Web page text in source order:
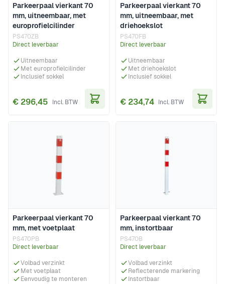
Parkeerpaal vierkant 70
mm, uitneembaar, met
europrofielcilinder
PS470ZB
Direct leverbaar
Uitneembaar
Met europrofielcilinder
Inclusief sokkel
€ 296,45
Parkeerpaal vierkant 70
mm, uitneembaar, met
driehoekslot
PS470FB
Direct leverbaar
Uitneembaar
Met driehoekslot
Inclusief sokkel
€ 234,74
Parkeerpaal vierkant 70
mm, met voetplaat
PS470PB
Direct leverbaar
Volbad verzinkt
Met voetplaat
Eenvoudig te monteren
Parkeerpaal vierkant 70
mm, instortbaar
PS470B
Direct leverbaar
Volbad verzinkt
Reflecterende markering
Instortbaar